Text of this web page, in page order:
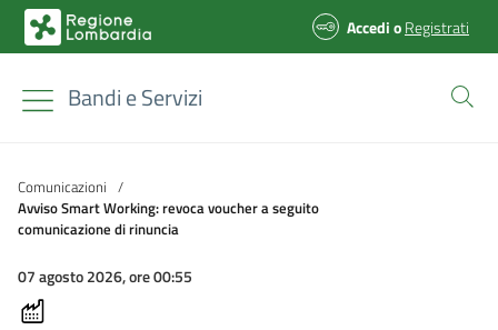
AccedioRegistrati
Bandi e Servizi
Comunicazioni /
Avviso Smart Working: revoca voucher a seguito
comunicazione di rinuncia
07 agosto 2026, ore 00:55